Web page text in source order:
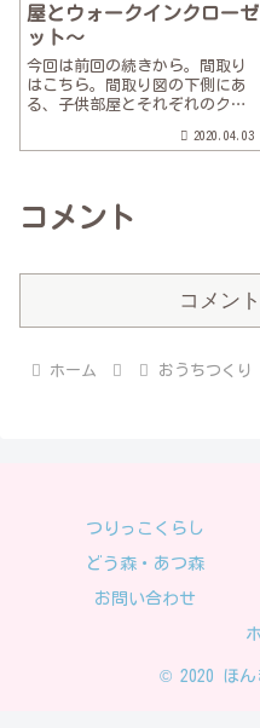
屋とウォークインクローゼ
ット～
今回は前回の続きから。間取り
はこちら。間取り図の下側にあ
る、子供部屋とそれぞれのクロ
前、クローゼットに関しては触
こちらが子供部屋の扉です。部
屋の中から見るとこ...
2020.04.03
コメント
コメン
ホーム おうちつくり
つりっこくらし
どう森・あつ森
お問い合わせ
© 2020 ほん